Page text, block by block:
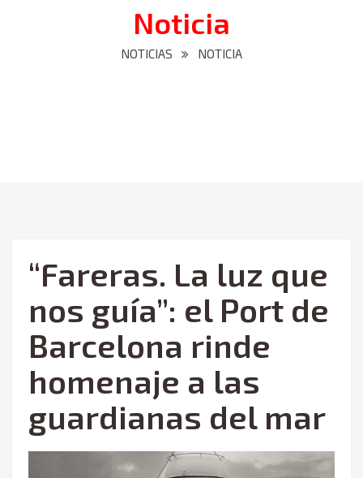
Noticia
NOTICIAS NOTICIA
“Fareras. La luz que
nos guía”: el Port de
Barcelona rinde
homenaje a las
guardianas del mar